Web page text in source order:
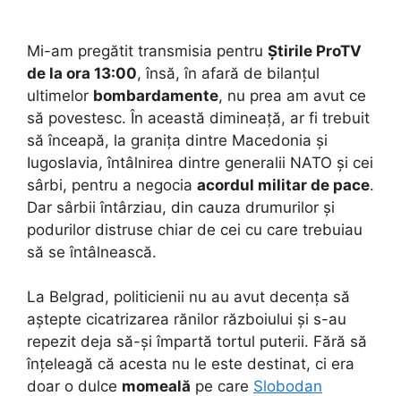
Mi-am pregătit transmisia pentru Știrile ProTV
de la ora 13:00, însă, în afară de bilanțul
ultimelor bombardamente, nu prea am avut ce
să povestesc. În această dimineață, ar fi trebuit
să înceapă, la granița dintre Macedonia și
Iugoslavia, întâlnirea dintre generalii NATO și cei
sârbi, pentru a negocia acordul militar de pace.
Dar sârbii întârziau, din cauza drumurilor și
podurilor distruse chiar de cei cu care trebuiau
să se întâlnească.
La Belgrad, politicienii nu au avut decența să
aștepte cicatrizarea rănilor războiului și s-au
repezit deja să-și împartă tortul puterii. Fără să
înțeleagă că acesta nu le este destinat, ci era
doar o dulce momeală pe care Slobodan